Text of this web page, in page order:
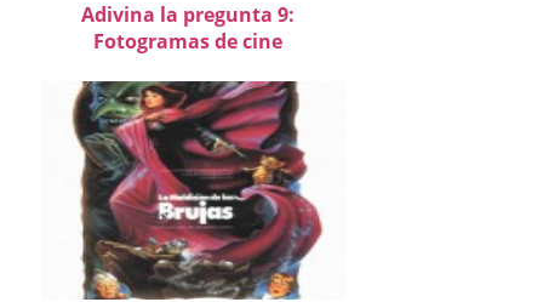
Adivina la pregunta 9:
Fotogramas de cine